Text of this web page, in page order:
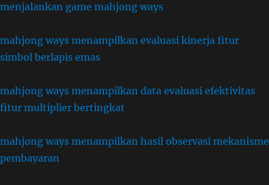
menjalankan game mahjong ways
mahjong ways menampilkan evaluasi kinerja fitur
simbol berlapis emas
mahjong ways menampilkan data evaluasi efektivitas
fitur multiplier bertingkat
mahjong ways menampilkan hasil observasi mekanisme
pembayaran